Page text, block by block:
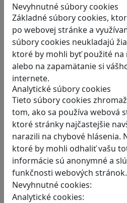
Nevyhnutné súbory cookies
Základné súbory cookies,
po webovej stránke a
súbory cookies neukladajú
ktoré by mohli byť použité
alebo na zapamätanie si
internete.
Analytické súbory cookies
Tieto súbory cookies
tom, ako sa používa webová
ktoré stránky najčastejšie
narazili na chybové hlásenia.
ktoré by mohli odhaliť vašu
informácie sú anonymné a
funkčnosti webových stránok.
Nevyhnutné cookies:
Analytické cookies:
Stanete sa
budete zdieľať iba
alternatívne fakty?
hre Follow me
Hráči a hráčky sa stávajú